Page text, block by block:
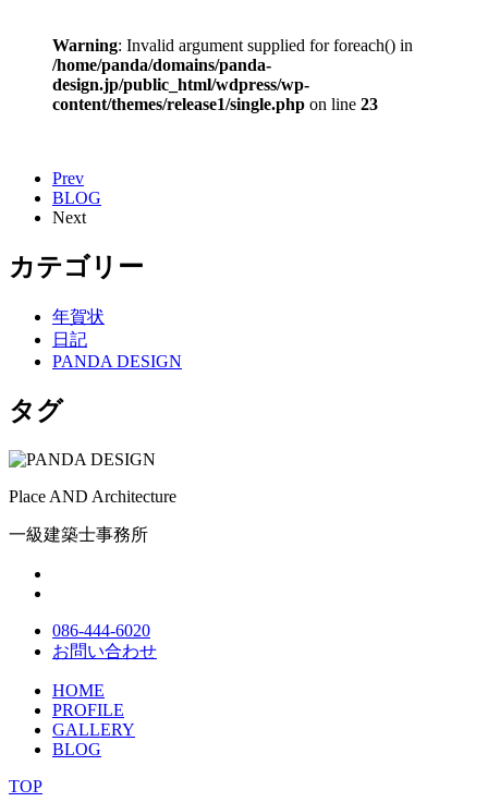
Warning: Invalid argument supplied for foreach() in
/home/panda/domains/panda-
design.jp/public_html/wdpress/wp-
content/themes/release1/single.php on line 23
Prev
BLOG
Next
カテゴリー
年賀状
日記
PANDA DESIGN
タグ
Place AND Architecture
一級建築士事務所
086-444-6020
お問い合わせ
HOME
PROFILE
GALLERY
BLOG
TOP